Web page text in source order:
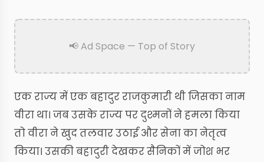
📢 Ad Space — Top of Story
एक राज्य में एक बहादुर राजकुमारी थी जिसका नाम
वीरा था। जब उसके राज्य पर दुश्मनों ने हमला किया
तो वीरा ने खुद तलवार उठाई और सेना का नेतृत्व
किया। उसकी बहादुरी देखकर सैनिकों में जोश भर